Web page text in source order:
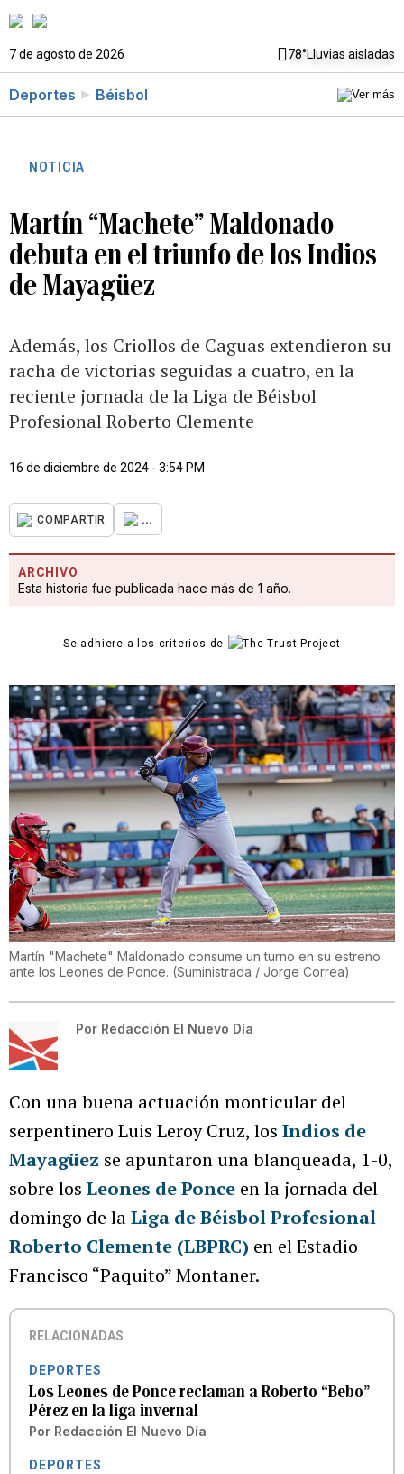
7 de agosto de 2026 78°Lluvias aisladas
Deportes Béisbol
NOTICIA
Martín “Machete” Maldonado
debuta en el triunfo de los Indios
de Mayagüez
Además, los Criollos de Caguas extendieron su
racha de victorias seguidas a cuatro, en la
reciente jornada de la Liga de Béisbol
Profesional Roberto Clemente
16 de diciembre de 2024 - 3:54 PM
COMPARTIR ...
ARCHIVO
Esta historia fue publicada hace más de 1 año.
Se adhiere a los criterios de
Martín "Machete" Maldonado consume un turno en su estreno
ante los Leones de Ponce. (Suministrada / Jorge Correa)
Por Redacción El Nuevo Día
Con una buena actuación monticular del
serpentinero Luis Leroy Cruz, los Indios de
Mayagüez se apuntaron una blanqueada, 1-0,
sobre los Leones de Ponce en la jornada del
domingo de laLiga de Béisbol Profesional
Roberto Clemente (LBPRC) en el Estadio
Francisco “Paquito” Montaner.
RELACIONADAS
DEPORTES
Los Leones de Ponce reclaman a Roberto “Bebo”
Pérez en la liga invernal
Por Redacción El Nuevo Día
DEPORTES